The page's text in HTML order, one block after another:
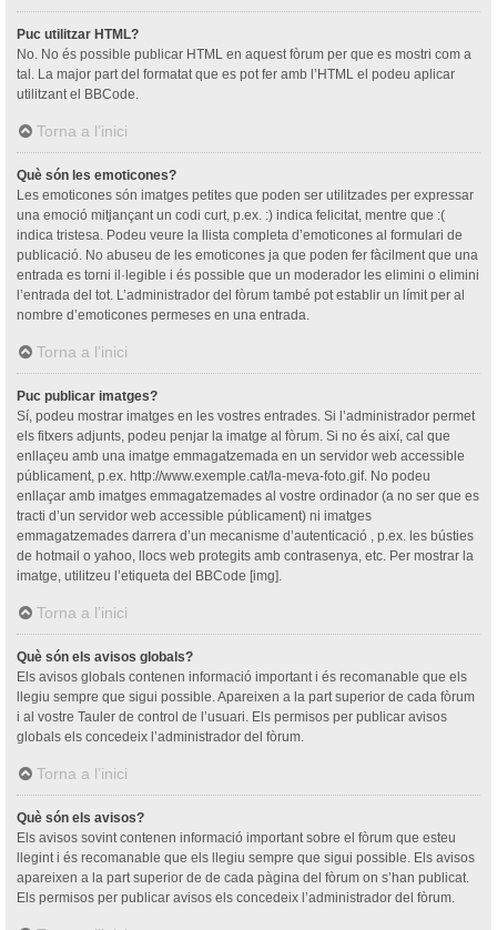
Puc utilitzar HTML?
No. No és possible publicar HTML en aquest fòrum per que es mostri com a
tal. La major part del formatat que es pot fer amb l’HTML el podeu aplicar
utilitzant el BBCode.
Torna a l’inici
Què són les emoticones?
Les emoticones són imatges petites que poden ser utilitzades per expressar
una emoció mitjançant un codi curt, p.ex. :) indica felicitat, mentre que :(
indica tristesa. Podeu veure la llista completa d’emoticones al formulari de
publicació. No abuseu de les emoticones ja que poden fer fàcilment que una
entrada es torni il·legible i és possible que un moderador les elimini o elimini
l’entrada del tot. L’administrador del fòrum també pot establir un límit per al
nombre d’emoticones permeses en una entrada.
Torna a l’inici
Puc publicar imatges?
Sí, podeu mostrar imatges en les vostres entrades. Si l’administrador permet
els fitxers adjunts, podeu penjar la imatge al fòrum. Si no és així, cal que
enllaçeu amb una imatge emmagatzemada en un servidor web accessible
públicament, p.ex. http://www.exemple.cat/la-meva-foto.gif. No podeu
enllaçar amb imatges emmagatzemades al vostre ordinador (a no ser que es
tracti d’un servidor web accessible públicament) ni imatges
emmagatzemades darrera d’un mecanisme d’autenticació , p.ex. les bústies
de hotmail o yahoo, llocs web protegits amb contrasenya, etc. Per mostrar la
imatge, utilitzeu l’etiqueta del BBCode [img].
Torna a l’inici
Què són els avisos globals?
Els avisos globals contenen informació important i és recomanable que els
llegiu sempre que sigui possible. Apareixen a la part superior de cada fòrum
i al vostre Tauler de control de l’usuari. Els permisos per publicar avisos
globals els concedeix l’administrador del fòrum.
Torna a l’inici
Què són els avisos?
Els avisos sovint contenen informació important sobre el fòrum que esteu
llegint i és recomanable que els llegiu sempre que sigui possible. Els avisos
apareixen a la part superior de de cada pàgina del fòrum on s’han publicat.
Els permisos per publicar avisos els concedeix l’administrador del fòrum.